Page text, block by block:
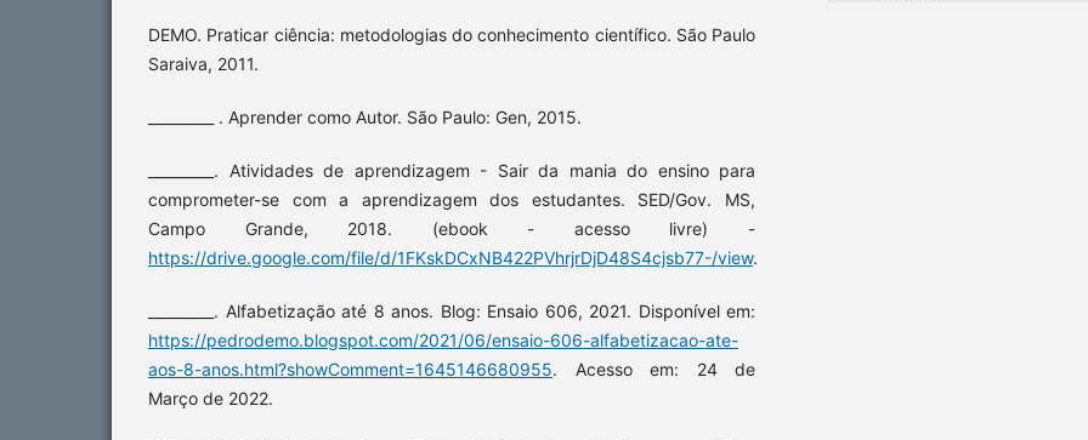
DEMO. Praticar ciência: metodologias do conhecimento científico. São Paulo
Saraiva, 2011.
_________ . Aprender como Autor. São Paulo: Gen, 2015.
_________. Atividades de aprendizagem - Sair da mania do ensino para
comprometer-se com a aprendizagem dos estudantes. SED/Gov. MS,
Campo Grande, 2018. (ebook - acesso livre) -
https://drive.google.com/file/d/1FKskDCxNB422PVhrjrDjD48S4cjsb77-/view.
_________. Alfabetização até 8 anos. Blog: Ensaio 606, 2021. Disponível em:
https://pedrodemo.blogspot.com/2021/06/ensaio-606-alfabetizacao-ate-
aos-8-anos.html?showComment=1645146680955. Acesso em: 24 de
Março de 2022.